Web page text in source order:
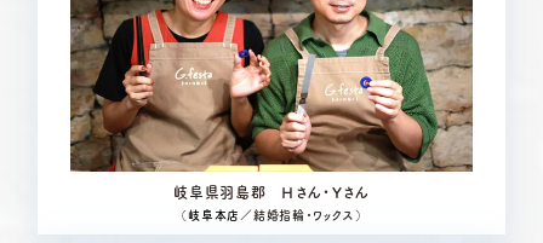
岐阜県羽島郡 Ｈさん・Ｙさん
（岐阜本店 ／結婚指輪・ワックス）